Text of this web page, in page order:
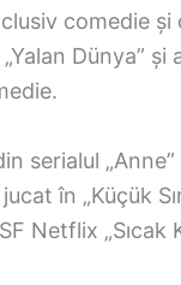
comedie
Dünya”
serialul
în „Küçük
Netflix „Sıcak